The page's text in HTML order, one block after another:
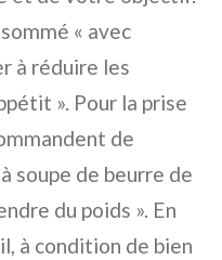
« avec
à réduire les
». Pour la prise
de
soupe de beurre de
du poids ». En
à condition de bien